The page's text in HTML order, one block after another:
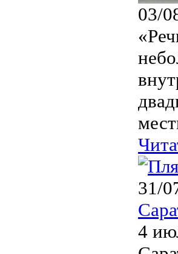
03/
31/
4